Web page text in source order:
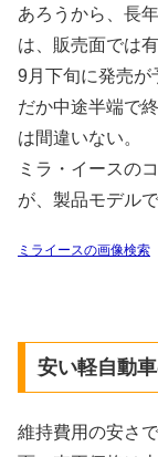
あろうから、長
は、販売面では
9月下旬に発売が
だか中途半端で
は間違いない。
ミラ・イースの
が、製品モデル
安い軽自動
維持費用の安さ